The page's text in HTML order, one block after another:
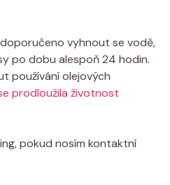
vyhnout se vodě,
po dobu alespoň 24 hodin.
používání olejových
prodloužila životnost
pokud nosím kontaktní